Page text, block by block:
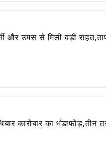
और उमस से मिली बड़ी
कारोबार का भंडाफोड़,तीन